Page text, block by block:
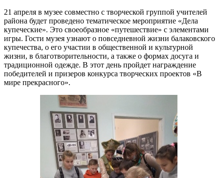
21 апреля в музее совместно с творческой группой учителей
района будет проведено тематическое мероприятие «Дела
купеческие». Это своеобразное «путешествие» с элементами
игры. Гости музея узнают о повседневной жизни балаковского
купечества, о его участии в общественной и культурной
жизни, в благотворительности, а также о формах досуга и
традиционной одежде. В этот день пройдет награждение
победителей и призеров конкурса творческих проектов «В
мире прекрасного».